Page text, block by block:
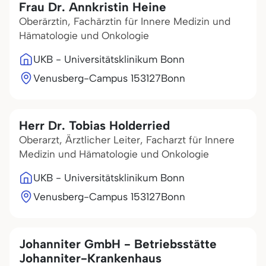
Frau Dr. Annkristin Heine
Oberärztin, Fachärztin für Innere Medizin und
Hämatologie und Onkologie
UKB - Universitätsklinikum Bonn
Venusberg-Campus 153127Bonn
Herr Dr. Tobias Holderried
Oberarzt, Ärztlicher Leiter, Facharzt für Innere
Medizin und Hämatologie und Onkologie
UKB - Universitätsklinikum Bonn
Venusberg-Campus 153127Bonn
Johanniter GmbH - Betriebsstätte
Johanniter-Krankenhaus